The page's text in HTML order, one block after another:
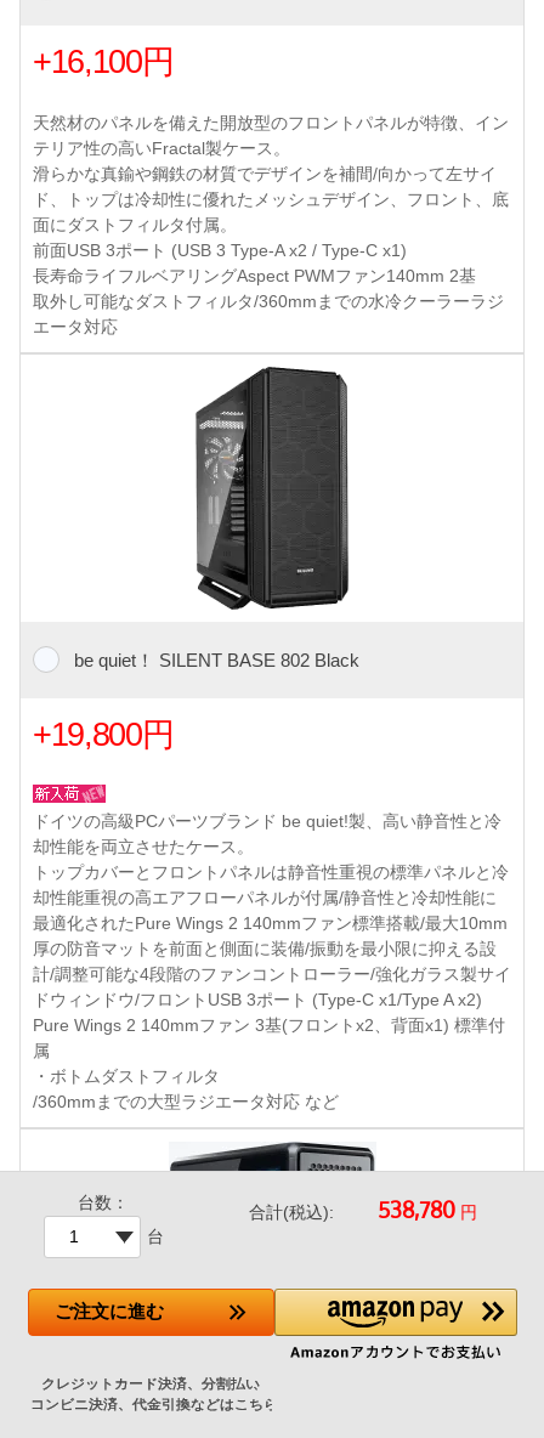
+16,100円
天然材のパネルを備えた開放型のフロントパネルが特徴、イン
テリア性の高いFractal製ケース。
滑らかな真鍮や鋼鉄の材質でデザインを補間/向かって左サイ
ド、トップは冷却性に優れたメッシュデザイン、フロント、底
面にダストフィルタ付属。
前面USB 3ポート (USB 3 Type-A x2 / Type-C x1)
長寿命ライフルベアリングAspect PWMファン140mm 2基
取外し可能なダストフィルタ/360mmまでの水冷クーラーラジ
エータ対応
be quiet！ SILENT BASE 802 Black
+19,800円
ドイツの高級PCパーツブランド be quiet!製、高い静音性と冷
却性能を両立させたケース。
トップカバーとフロントパネルは静音性重視の標準パネルと冷
却性能重視の高エアフローパネルが付属/静音性と冷却性能に
最適化されたPure Wings 2 140mmファン標準搭載/最大10mm
厚の防音マットを前面と側面に装備/振動を最小限に抑える設
計/調整可能な4段階のファンコントローラー/強化ガラス製サイ
ドウィンドウ/フロントUSB 3ポート (Type-C x1/Type A x2)
Pure Wings 2 140mmファン 3基(フロントx2、背面x1) 標準付
属
・ボトムダストフィルタ
/360mmまでの大型ラジエータ対応 など
台数：
台
合計(税込): 円
ご注文に進む